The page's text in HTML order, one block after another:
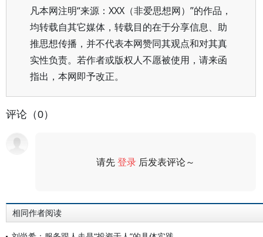
凡本网注明“来源：XXX（非爱思想网）”的作品，
均转载自其它媒体，转载目的在于分享信息、助
推思想传播，并不代表本网赞同其观点和对其真
实性负责。若作者或版权人不愿被使用，请来函
指出，本网即予改正。
评论（0）
请先登录 后发表评论～
相同作者阅读